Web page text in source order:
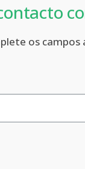
os campos